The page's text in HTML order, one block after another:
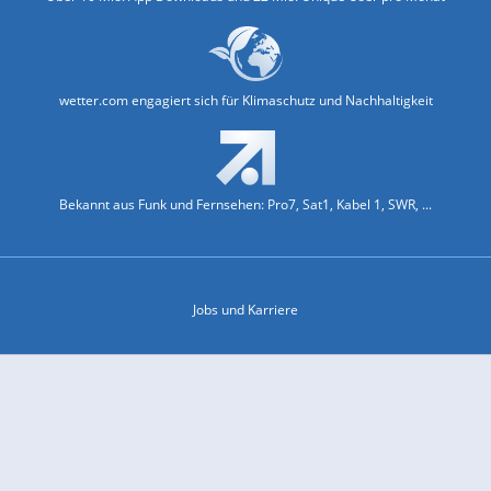
wetter.com engagiert sich für Klimaschutz und Nachhaltigkeit
Bekannt aus Funk und Fernsehen: Pro7, Sat1, Kabel 1, SWR, ...
Jobs und Karriere